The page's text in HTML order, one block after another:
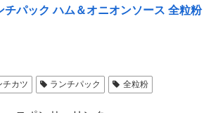
チパック ハム＆オニオンソース 全粒粉
チカツ ランチパック 全粒粉